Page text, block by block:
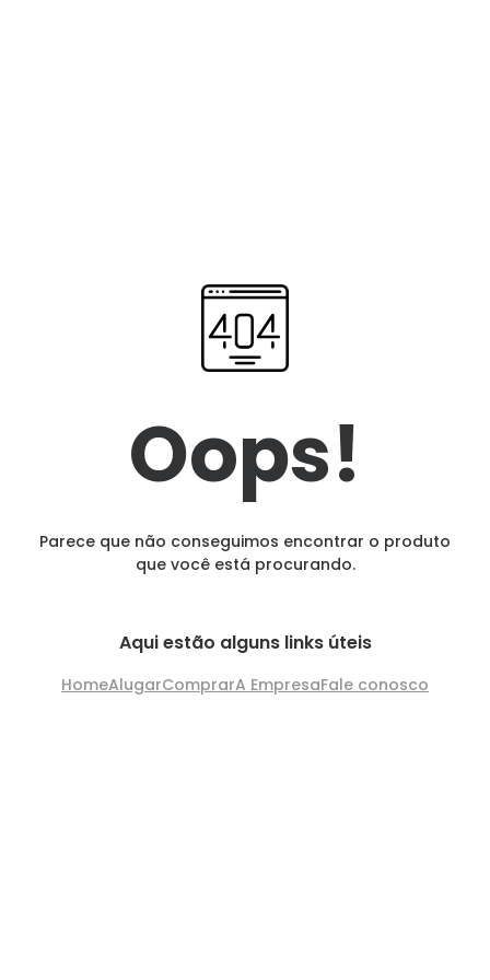
Oops!
Parece que não conseguimos encontrar o produto
que você está procurando.
Aqui estão alguns links úteis
HomeAlugarComprarA EmpresaFale conosco